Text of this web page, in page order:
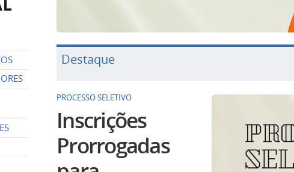
Destaque
PROCESSO SELETIVO
Inscrições
Prorrogadas